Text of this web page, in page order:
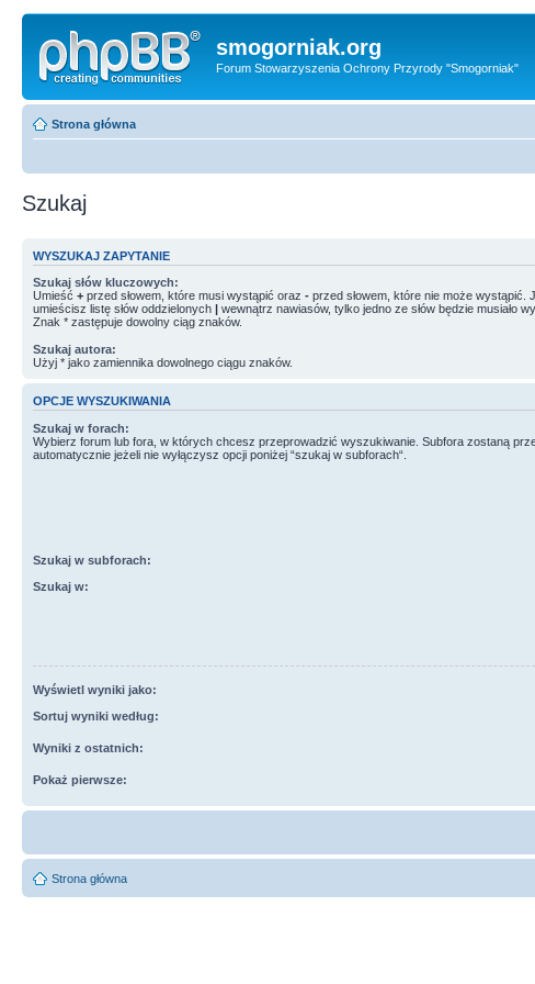
smogorniak.org
Forum Stowarzyszenia Ochrony Przyrody "Smogorniak"
Strona główna
Szukaj
WYSZUKAJ ZAPYTANIE
Szukaj słów kluczowych:
Umieść + przed słowem, które musi wystąpić oraz - przed słowem, które nie może wystąpić.
umieścisz listę słów oddzielonych | wewnątrz nawiasów, tylko jedno ze słów będzie musiało
Znak * zastępuje dowolny ciąg znaków.
Szukaj autora:
Użyj * jako zamiennika dowolnego ciągu znaków.
OPCJE WYSZUKIWANIA
Szukaj w forach:
Wybierz forum lub fora, w których chcesz przeprowadzić wyszukiwanie. Subfora zostaną
automatycznie jeżeli nie wyłączysz opcji poniżej “szukaj w subforach“.
Szukaj w subforach:
Szukaj w:
Wyświetl wyniki jako:
Sortuj wyniki według:
Wyniki z ostatnich:
Pokaż pierwsze:
Strona główna